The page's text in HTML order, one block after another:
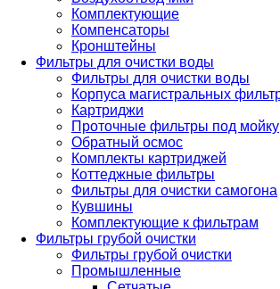
Комплектующие
Компенсаторы
Кронштейны
Фильтры для очистки воды
Фильтры для очистки воды
Корпуса магистральных
Картриджи
Проточные фильтры под мойку
Обратный осмос
Комплекты картриджей
Коттеджные фильтры
Фильтры для очистки самогона
Кувшины
Комплектующие к фильтрам
Фильтры грубой очистки
Фильтры грубой очистки
Промышленные